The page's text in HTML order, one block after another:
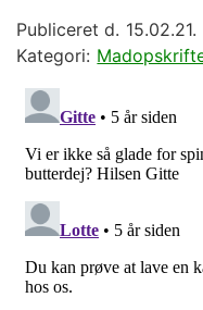
Publiceret d. 15.02.21.
Kategori: